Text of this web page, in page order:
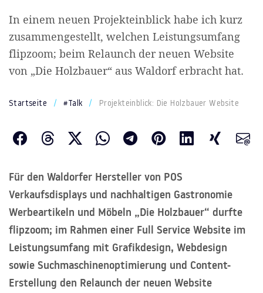
In einem neuen Projekteinblick habe ich kurz
zusammengestellt, welchen Leistungsumfang
flipzoom; beim Relaunch der neuen Website
von „Die Holzbauer“ aus Waldorf erbracht hat.
Startseite #Talk Projekteinblick: Die Holzbauer Website
Für den Waldorfer Hersteller von POS
Verkaufsdisplays und nachhaltigen Gastronomie
Werbeartikeln und Möbeln „Die Holzbauer“ durfte
flipzoom; im Rahmen einer Full Service Website im
Leistungsumfang mit Grafikdesign, Webdesign
sowie Suchmaschinenoptimierung und Content-
Erstellung den Relaunch der neuen Website